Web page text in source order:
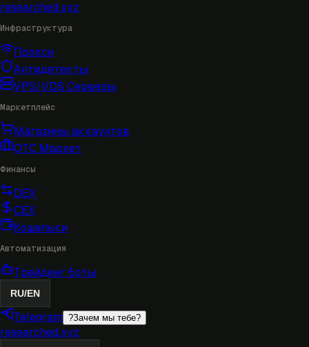
researched.xyz
Инфраструктура
Прокси
Антидетекты
VPS/VDS Серверы
Маркетплейс
Магазины аккаунтов
OTC Маркет
Финансы
DEX
CEX
Кошельки
Автоматизация
Трейдинг боты
RU/EN
Telegram ?Зачем мы тебе?
researched.xyz